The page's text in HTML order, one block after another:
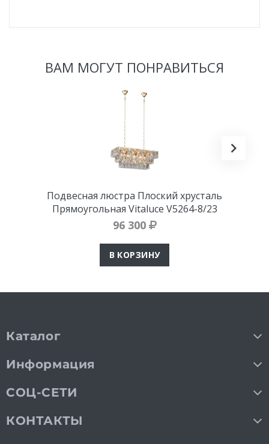
ВАМ МОГУТ ПОНРАВИТЬСЯ
Подвесная люстра Плоский хрусталь
Прямоугольная Vitaluce V5264-8/23
96 300
В КОРЗИНУ
Каталог
Информация
СОЦ-СЕТИ
КОНТАКТЫ